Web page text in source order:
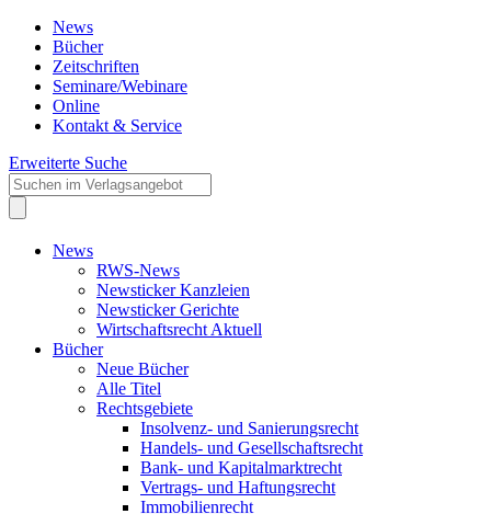
News
Bücher
Zeitschriften
Seminare/Webinare
Online
Kontakt & Service
Erweiterte Suche
News
RWS-News
Newsticker Kanzleien
Newsticker Gerichte
Wirtschaftsrecht Aktuell
Bücher
Neue Bücher
Alle Titel
Rechtsgebiete
Insolvenz- und Sanierungsrecht
Handels- und Gesellschaftsrecht
Bank- und Kapitalmarktrecht
Vertrags- und Haftungsrecht
Immobilienrecht